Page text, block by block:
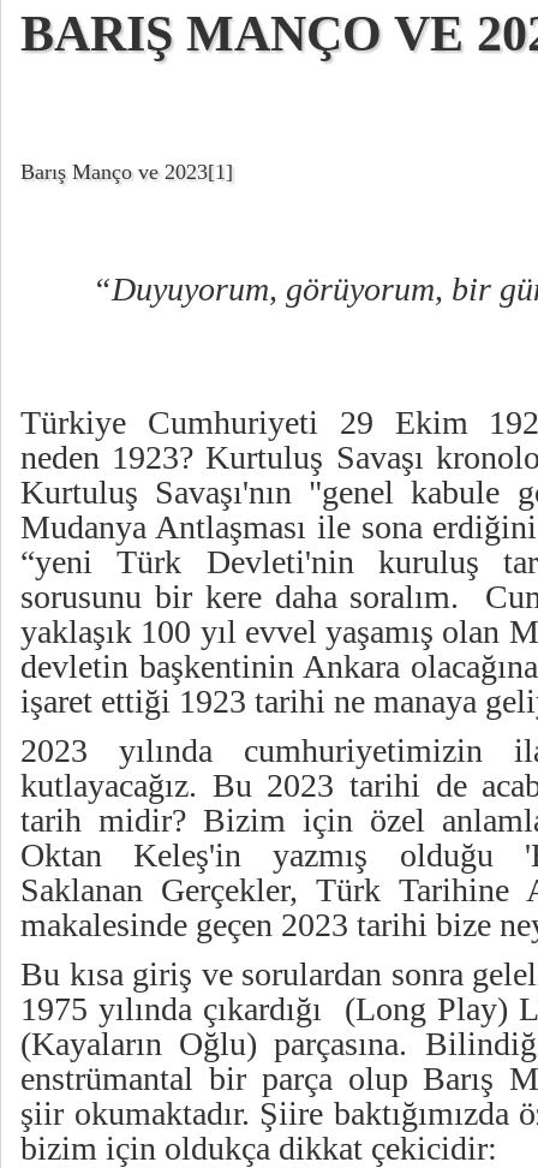
BARIŞ MANÇO VE
Barış Manço ve 2023[1]
“Duyuyorum, görüyorum, bir
Türkiye Cumhuriyeti 29 Ekim
neden 1923? Kurtuluş Savaşı
Kurtuluş Savaşı'nın "genel kabule
Mudanya Antlaşması ile sona
“yeni Türk Devleti'nin kuruluş
sorusunu bir kere daha soralım.
yaklaşık 100 yıl evvel yaşamış olan
devletin başkentinin Ankara
işaret ettiği 1923 tarihi ne manaya
2023 yılında cumhuriyetimizin
kutlayacağız. Bu 2023 tarihi de
tarih midir? Bizim için özel
Oktan Keleş'in yazmış olduğu
Saklanan Gerçekler, Türk Tarihine
makalesinde geçen 2023 tarihi bize
Bu kısa giriş ve sorulardan sonra
1975 yılında çıkardığı (Long Play)
(Kayaların Oğlu) parçasına.
enstrümantal bir parça olup Barış
şiir okumaktadır. Şiire baktığımızda
bizim için oldukça dikkat çekicidir: